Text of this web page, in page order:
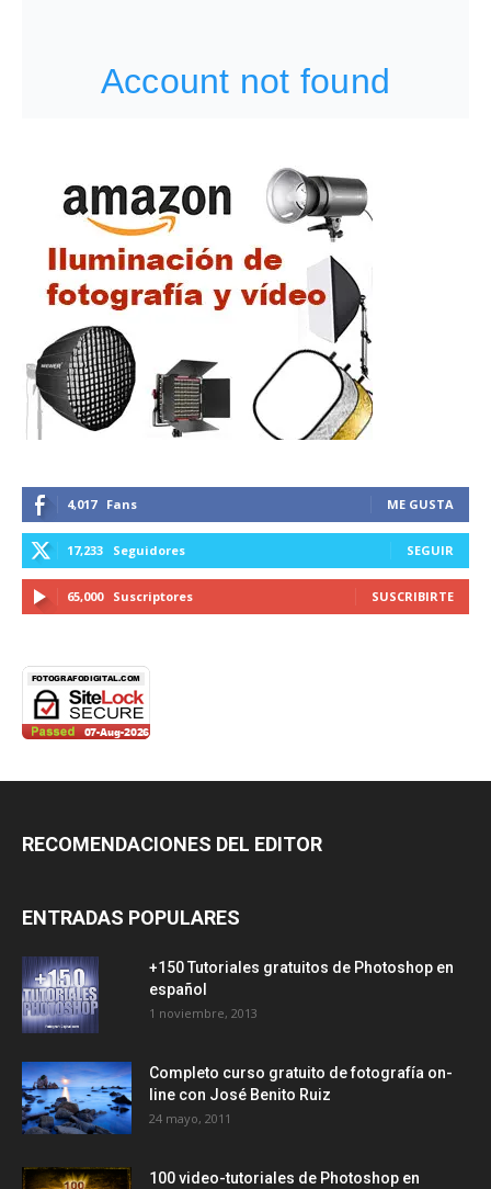
4,017 Fans ME GUSTA
17,233 Seguidores SEGUIR
65,000 Suscriptores SUSCRIBIRTE
RECOMENDACIONES DEL EDITOR
ENTRADAS POPULARES
+150 Tutoriales gratuitos de Photoshop en
español
1 noviembre, 2013
Completo curso gratuito de fotografía on-
line con José Benito Ruiz
24 mayo, 2011
100 video-tutoriales de Photoshop en